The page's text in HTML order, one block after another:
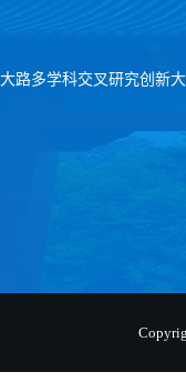
路多学科交叉研究创新